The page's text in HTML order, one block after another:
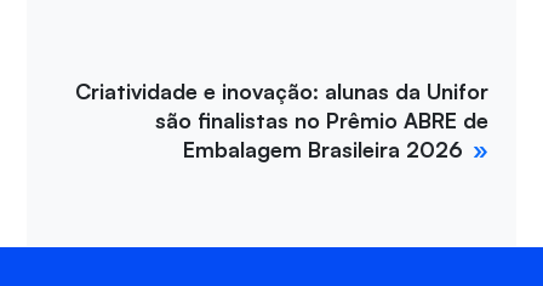
Criatividade e inovação: alunas da Unifor
são finalistas no Prêmio ABRE de
Embalagem Brasileira 2026